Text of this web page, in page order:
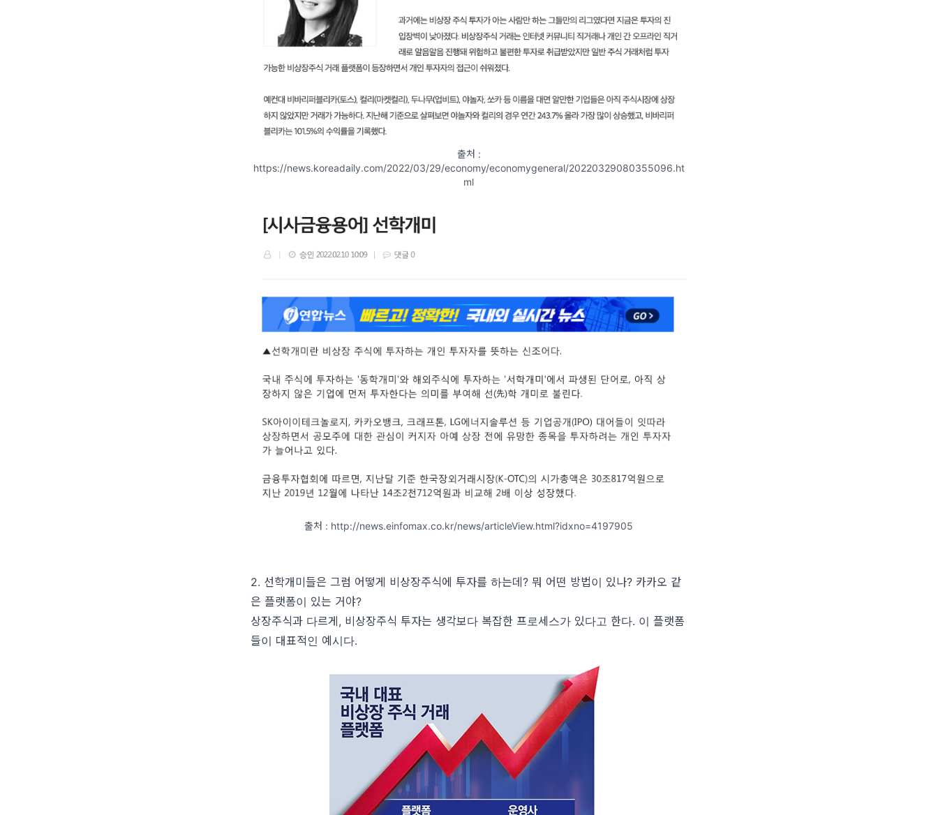
출처 :
https://news.koreadaily.com/2022/03/29/economy/economygeneral/20220329080355096.ht
ml
출처 : http://news.einfomax.co.kr/news/articleView.html?idxno=4197905
2. 선학개미들은 그럼 어떻게 비상장주식에 투자를 하는데? 뭐 어떤 방법이 있나? 카카오 같
은 플랫폼이 있는 거야?
상장주식과 다르게, 비상장주식 투자는 생각보다 복잡한 프로세스가 있다고 한다. 이 플랫폼
들이 대표적인 예시다.